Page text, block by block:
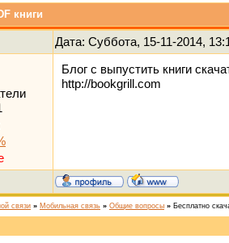
книги
Дата: Суббота, 15-11-2014,
Блог с выпустить книги
http://bookgrill.com
связи » Мобильная связь » Общие вопросы » Бесплатно